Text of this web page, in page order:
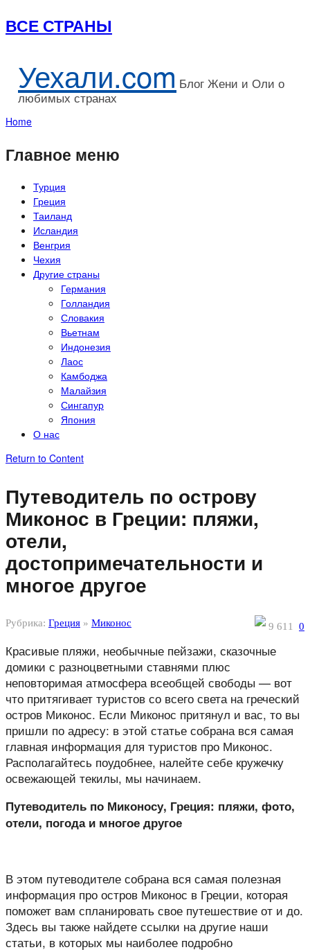
ВСЕ СТРАНЫ
Уехали.com Блог Жени и Оли о
любимых странах
Home
Главное меню
Турция
Греция
Таиланд
Исландия
Венгрия
Чехия
Другие страны
Германия
Голландия
Словакия
Вьетнам
Индонезия
Лаос
Камбоджа
Малайзия
Сингапур
Япония
О нас
Return to Content
Путеводитель по острову
Миконос в Греции: пляжи,
отели,
достопримечательности и
многое другое
Рубрика: Греция » Миконос 9 611 0
Красивые пляжи, необычные пейзажи, сказочные
домики с разноцветными ставнями плюс
неповторимая атмосфера всеобщей свободы — вот
что притягивает туристов со всего света на греческий
остров Миконос. Если Миконос притянул и вас, то вы
пришли по адресу: в этой статье собрана вся самая
главная информация для туристов про Миконос.
Располагайтесь поудобнее, налейте себе кружечку
освежающей текилы, мы начинаем.
Путеводитель по Миконосу, Греция: пляжи, фото,
отели, погода и многое другое
В этом путеводителе собрана вся самая полезная
информация про остров Миконос в Греции, которая
поможет вам спланировать свое путешествие от и до.
Здесь вы также найдете ссылки на другие наши
статьи, в которых мы наиболее подробно